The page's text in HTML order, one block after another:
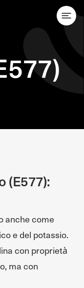
(E577):
anche come
e del potassio.
con proprietà
ma con